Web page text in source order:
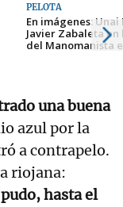
PELOTA
En imágenes: Unai
Javier Zabaleta
del Manomanista
una buena
azul por la
a contrapelo.
riojana:
pudo, hasta el